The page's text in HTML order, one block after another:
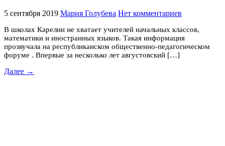
5 сентября 2019 Мария Голубева Нет комментариев
В школах Карелии не хватает учителей начальных классов,
математики и иностранных языков. Такая информация
прозвучала на республиканском общественно-педагогическом
форуме . Впервые за несколько лет августовский […]
Далее →